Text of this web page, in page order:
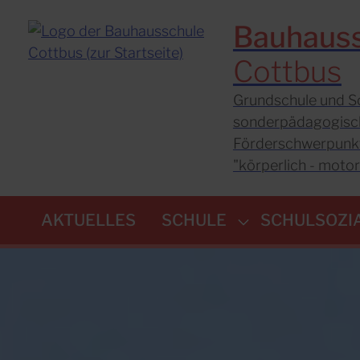
Cottbus
Grundschule und
"körperlich -
AKTUELLES SCHULE